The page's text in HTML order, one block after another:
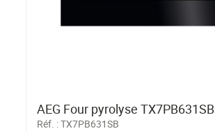
AEG Four pyrolyse TX7PB631SB
Réf. :TX7PB631SB